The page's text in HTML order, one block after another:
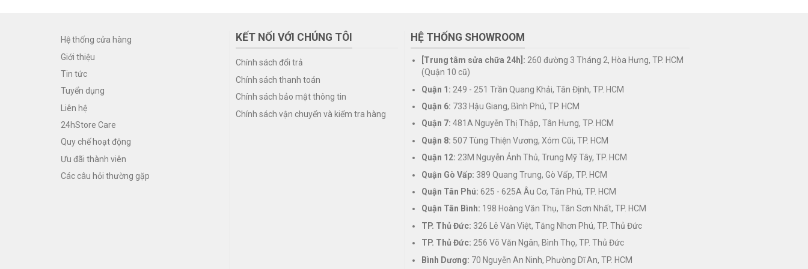
Hệ thống cửa hàng
Giới thiệu
Tin tức
Tuyển dụng
Liên hệ
24hStore Care
Quy chế hoạt động
Ưu đãi thành viên
Các câu hỏi thường gặp
KẾT NỐI VỚI CHÚNG TÔI
Chính sách đổi trả
Chính sách thanh toán
Chính sách bảo mật thông tin
Chính sách vận chuyển và kiểm tra hàng
HỆ THỐNG SHOWROOM
[Trung tâm sửa chữa 24h]: 260 đường 3 Tháng 2, Hòa Hưng, TP. HCM
(Quận 10 cũ)
Quận 1: 249 - 251 Trần Quang Khải, Tân Định, TP. HCM
Quận 6: 733 Hậu Giang, Bình Phú, TP. HCM
Quận 7: 481A Nguyễn Thị Thập, Tân Hưng, TP. HCM
Quận 8: 507 Tùng Thiện Vương, Xóm Cũi, TP. HCM
Quận 12: 23M Nguyễn Ảnh Thủ, Trung Mỹ Tây, TP. HCM
Quận Gò Vấp: 389 Quang Trung, Gò Vấp, TP. HCM
Quận Tân Phú: 625 - 625A Âu Cơ, Tân Phú, TP. HCM
Quận Tân Bình: 198 Hoàng Văn Thụ, Tân Sơn Nhất, TP. HCM
TP. Thủ Đức: 326 Lê Văn Việt, Tăng Nhơn Phú, TP. Thủ Đức
TP. Thủ Đức: 256 Võ Văn Ngân, Bình Thọ, TP. Thủ Đức
Bình Dương: 70 Nguyễn An Ninh, Phường Dĩ An, TP. HCM